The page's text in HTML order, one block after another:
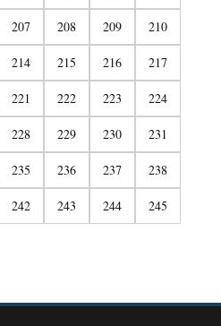
207 208 209 210
214 215 216 217
221 222 223 224
228 229 230 231
235 236 237 238
242 243 244 245